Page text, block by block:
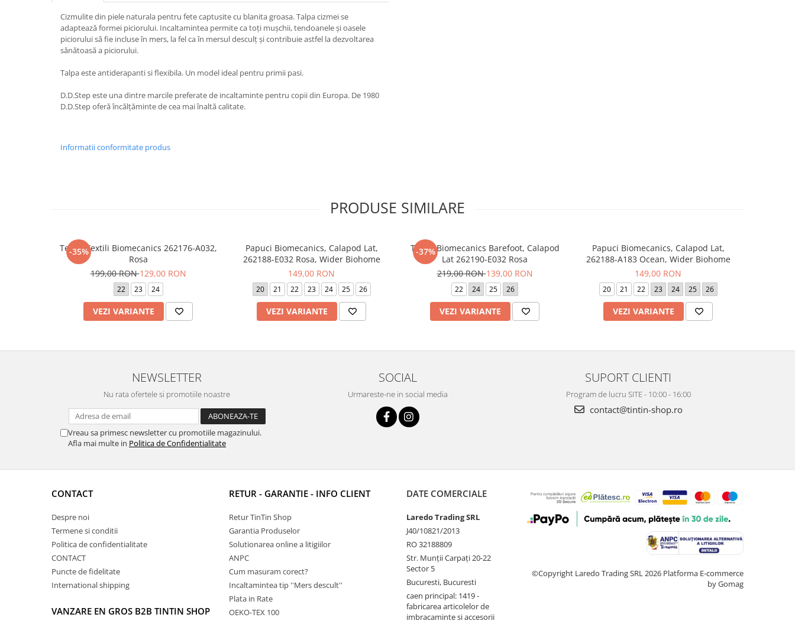
Cizmulite din piele naturala pentru fete captusite cu blanita groasa. Talpa cizmei se
adaptează formei piciorului. Incaltamintea permite ca toți mușchii, tendoanele și oasele
piciorului să fie incluse în mers, la fel ca în mersul desculț și contribuie astfel la dezvoltarea
sănătoasă a piciorului.
Talpa este antiderapanti si flexibila. Un model ideal pentru primii pasi.
D.D.Step este una dintre marcile preferate de incaltaminte pentru copii din Europa. De 1980
D.D.Step oferă încălțăminte de cea mai înaltă calitate.
Informatii conformitate produs
PRODUSE SIMILARE
-35%
Tenisi Textili Biomecanics 262176-A032,
Rosa
199,00 RON129,00 RON
22 23 24
VEZI VARIANTE
Papuci Biomecanics, Calapod Lat,
262188-E032 Rosa, Wider Biohome
149,00 RON
20 21 22 23 24 25 26
VEZI VARIANTE
-37%
Tenisi Biomecanics Barefoot, Calapod
Lat 262190-E032 Rosa
219,00 RON139,00 RON
22 24 25 26
VEZI VARIANTE
Papuci Biomecanics, Calapod Lat,
262188-A183 Ocean, Wider Biohome
149,00 RON
20 21 22 23 24 25 26
VEZI VARIANTE
NEWSLETTER
Nu rata ofertele si promotiile noastre
Vreau sa primesc newsletter cu promotiile magazinului.
Afla mai multe in Politica de Confidentialitate
SOCIAL
Urmareste-ne in social media
SUPORT CLIENTI
Program de lucru SITE - 10:00 - 16:00
contact@tintin-shop.ro
CONTACT
Despre noi
Termene si conditii
Politica de confidentialitate
CONTACT
Puncte de fidelitate
International shipping
VANZARE EN GROS B2B TINTIN SHOP
RETUR - GARANTIE - INFO CLIENT
Retur TinTin Shop
Garantia Produselor
Solutionarea online a litigiilor
ANPC
Cum masuram corect?
Incaltamintea tip ''Mers descult''
Plata in Rate
OEKO-TEX 100
DATE COMERCIALE
Laredo Trading SRL
J40/10821/2013
RO 32188809
Str. Munții Carpați 20-22
Sector 5
Bucuresti, Bucuresti
caen principal: 1419 -
fabricarea articolelor de
imbracaminte si accesorii
©Copyright Laredo Trading SRL 2026 Platforma E-commerce
by Gomag